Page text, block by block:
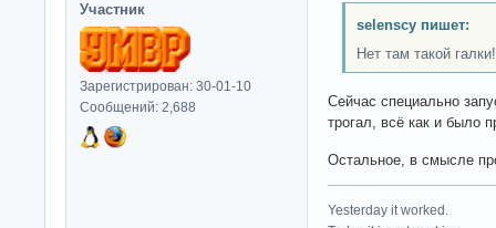
Участник
Зарегистрирован: 30-01-10
Сообщений: 2,688
selenscy пишет:
Нет там такой галки!
Сейчас специально
трогал, всё как и было
Остальное, в смысле
Yesterday it worked.